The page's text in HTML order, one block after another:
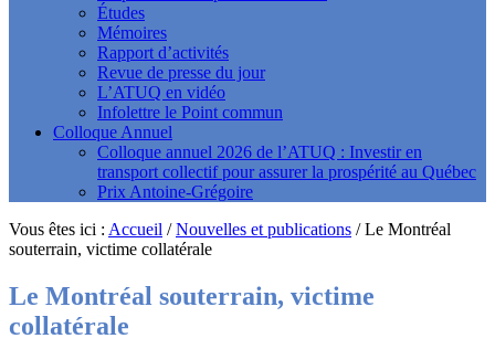
Études
Mémoires
Rapport d’activités
Revue de presse du jour
L’ATUQ en vidéo
Infolettre le Point commun
Colloque Annuel
Colloque annuel 2026 de l’ATUQ : Investir en
transport collectif pour assurer la prospérité au Québec
Prix Antoine-Grégoire
Vous êtes ici : Accueil /Nouvelles et publications /Le Montréal
souterrain, victime collatérale
Le Montréal souterrain, victime
collatérale